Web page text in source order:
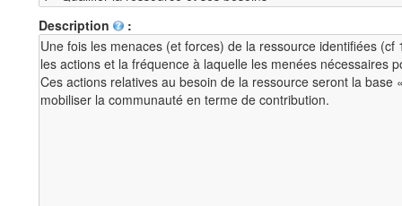
Description :